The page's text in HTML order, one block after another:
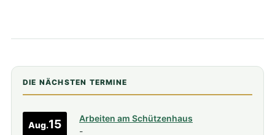
DIE NÄCHSTEN TERMINE
Aug.15
Arbeiten am Schützenhaus
-